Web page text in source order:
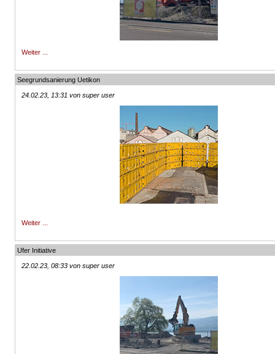
Weiter ...
Seegrundsanierung Uetikon
24.02.23, 13:31 von super user
Weiter ...
Ufer Initiative
22.02.23, 08:33 von super user